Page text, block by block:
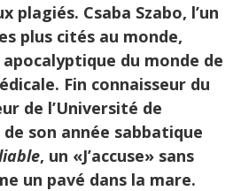
plagiés. Csaba Szabo, l’un
plus cités au monde,
du monde de
Fin connaisseur du
de l’Université de
son année sabbatique
, un «J’accuse» sans
un pavé dans la mare.